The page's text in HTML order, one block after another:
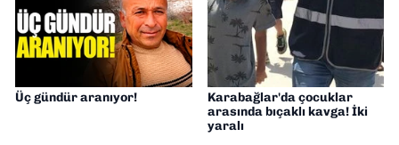
Üç gündür aranıyor!
Karabağlar'da çocuklar
arasında bıçaklı kavga! İki
yaralı